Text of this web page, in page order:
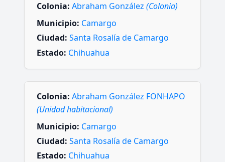
Colonia: Abraham González (Colonia)
Municipio: Camargo
Ciudad: Santa Rosalía de Camargo
Estado: Chihuahua
Colonia: Abraham González FONHAPO
(Unidad habitacional)
Municipio: Camargo
Ciudad: Santa Rosalía de Camargo
Estado: Chihuahua